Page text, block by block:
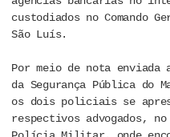
custodiados no Comando
São Luís.
Por meio de nota enviada
da Segurança Pública do
os dois policiais se
respectivos advogados,